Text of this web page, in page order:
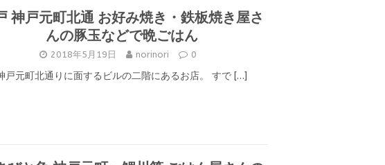
神戸元町北通 お好み焼き・鉄板焼き屋さ
んの豚玉などで晩ごはん
2018年5月19日 norinori 0
戸元町北通りに面するビルの二階にあるお店。 すで […]